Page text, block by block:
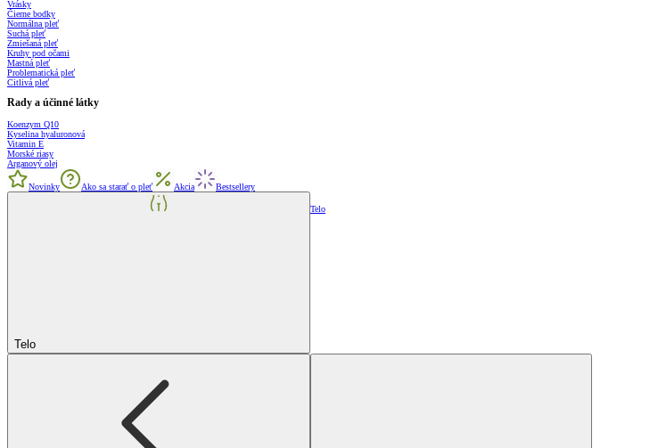
Vrásky
Čierne bodky
Normálna pleť
Suchá pleť
Zmiešaná pleť
Kruhy pod očami
Mastná pleť
Problematická pleť
Citlivá pleť
Rady a účinné látky
Koenzym Q10
Kyselina hyaluronová
Vitamin E
Morské riasy
Arganový olej
Novinky Ako sa starať o pleť Akcia Bestsellery
Telo
Telo